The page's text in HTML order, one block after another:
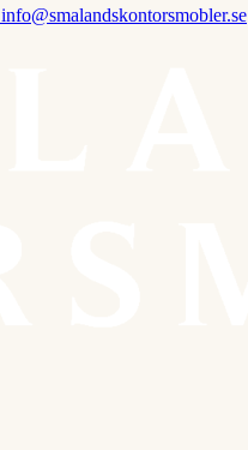
info@smalandskontorsmobler.se